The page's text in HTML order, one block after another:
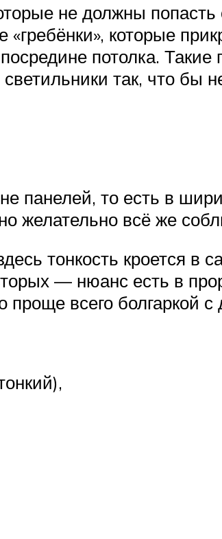
не должны попасть
которые
потолка. Такие
так, что бы
панелей, то есть в
желательно всё же
тонкость кроется в
— нюанс есть в
проще всего болгаркой